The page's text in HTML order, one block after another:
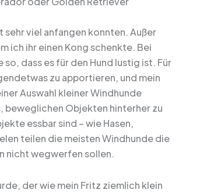
sehr viel anfangen konnten. Außer
ich ihr einen Kong schenkte. Bei
dass es für den Hund lustig ist. Für
zu apportieren, und mein
Auswahl kleiner Windhunde
beweglichen Objekten hinterher zu
essbar sind – wie Hasen,
teilen die meisten Windhunde die
nicht wegwerfen sollen.
der wie mein Fritz ziemlich klein